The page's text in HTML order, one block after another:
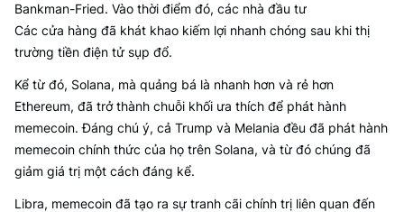
Bankman-Fried. Vào thời điểm đó, các nhà đầu tư
Các cửa hàng đã khát khao kiếm lợi nhanh chóng sau khi thị
trường tiền điện tử sụp đổ.
Kể từ đó, Solana, mà quảng bá là nhanh hơn và rẻ hơn
Ethereum, đã trở thành chuỗi khối ưa thích để phát hành
memecoin. Đáng chú ý, cả Trump và Melania đều đã phát hành
memecoin chính thức của họ trên Solana, và từ đó chúng đã
giảm giá trị một cách đáng kể.
Libra, memecoin đã tạo ra sự tranh cãi chính trị liên quan đến